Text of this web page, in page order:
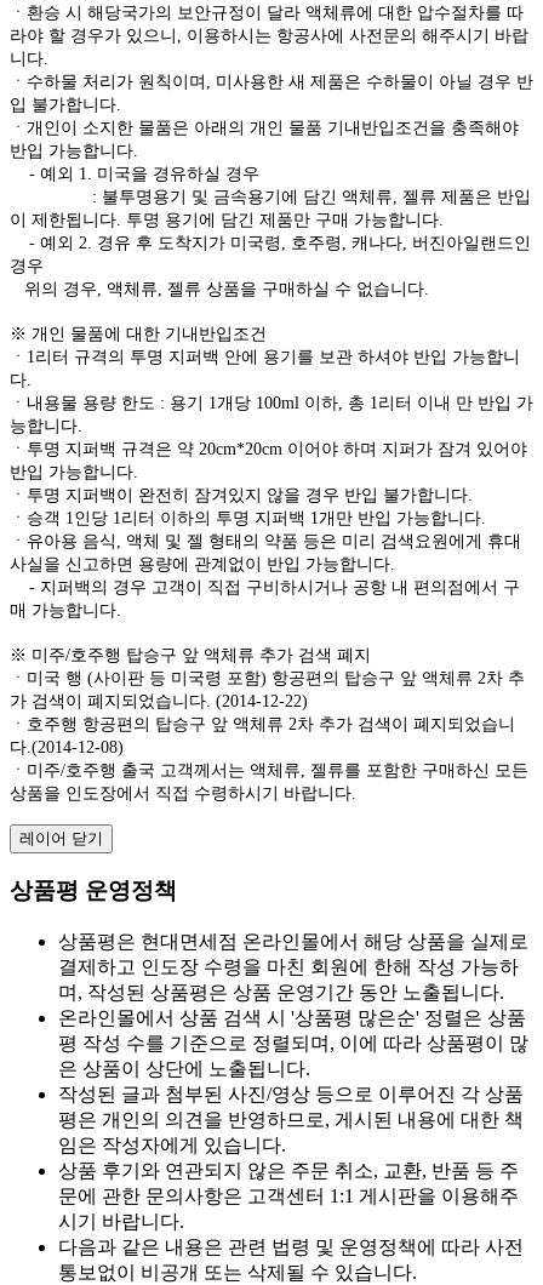
ㆍ환승 시 해당국가의 보안규정이 달라 액체류에 대한 압수절차를 따
라야 할 경우가 있으니, 이용하시는 항공사에 사전문의 해주시기 바랍
니다.
ㆍ수하물 처리가 원칙이며, 미사용한 새 제품은 수하물이 아닐 경우 반
입 불가합니다.
ㆍ개인이 소지한 물품은 아래의 개인 물품 기내반입조건을 충족해야
반입 가능합니다.
- 예외 1. 미국을 경유하실 경우
: 불투명용기 및 금속용기에 담긴 액체류, 젤류 제품은 반입
이 제한됩니다. 투명 용기에 담긴 제품만 구매 가능합니다.
- 예외 2. 경유 후 도착지가 미국령, 호주령, 캐나다, 버진아일랜드인
경우
위의 경우, 액체류, 젤류 상품을 구매하실 수 없습니다.
※ 개인 물품에 대한 기내반입조건
ㆍ1리터 규격의 투명 지퍼백 안에 용기를 보관 하셔야 반입 가능합니
다.
ㆍ내용물 용량 한도 : 용기 1개당 100ml 이하, 총 1리터 이내 만 반입 가
능합니다.
ㆍ투명 지퍼백 규격은 약 20cm*20cm 이어야 하며 지퍼가 잠겨 있어야
반입 가능합니다.
ㆍ투명 지퍼백이 완전히 잠겨있지 않을 경우 반입 불가합니다.
ㆍ승객 1인당 1리터 이하의 투명 지퍼백 1개만 반입 가능합니다.
ㆍ유아용 음식, 액체 및 젤 형태의 약품 등은 미리 검색요원에게 휴대
사실을 신고하면 용량에 관계없이 반입 가능합니다.
- 지퍼백의 경우 고객이 직접 구비하시거나 공항 내 편의점에서 구
매 가능합니다.
※ 미주/호주행 탑승구 앞 액체류 추가 검색 폐지
ㆍ미국 행 (사이판 등 미국령 포함) 항공편의 탑승구 앞 액체류 2차 추
가 검색이 폐지되었습니다. (2014-12-22)
ㆍ호주행 항공편의 탑승구 앞 액체류 2차 추가 검색이 폐지되었습니
다.(2014-12-08)
ㆍ미주/호주행 출국 고객께서는 액체류, 젤류를 포함한 구매하신 모든
상품을 인도장에서 직접 수령하시기 바랍니다.
레이어 닫기
상품평 운영정책
상품평은 현대면세점 온라인몰에서 해당 상품을 실제로
결제하고 인도장 수령을 마친 회원에 한해 작성 가능하
며, 작성된 상품평은 상품 운영기간 동안 노출됩니다.
온라인몰에서 상품 검색 시 '상품평 많은순' 정렬은 상품
평 작성 수를 기준으로 정렬되며, 이에 따라 상품평이 많
은 상품이 상단에 노출됩니다.
작성된 글과 첨부된 사진/영상 등으로 이루어진 각 상품
평은 개인의 의견을 반영하므로, 게시된 내용에 대한 책
임은 작성자에게 있습니다.
상품 후기와 연관되지 않은 주문 취소, 교환, 반품 등 주
문에 관한 문의사항은 고객센터 1:1 게시판을 이용해주
시기 바랍니다.
다음과 같은 내용은 관련 법령 및 운영정책에 따라 사전
통보없이 비공개 또는 삭제될 수 있습니다.